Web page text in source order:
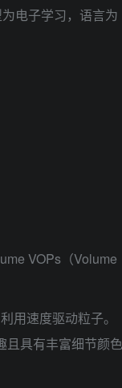
电子学习，语言为
VOPs（Volume
用速度驱动粒子。
且具有丰富细节颜色